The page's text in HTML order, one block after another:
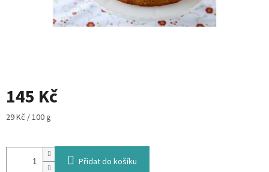
145 Kč
Měrná
29 Kč / 100 g
Přidat do košíku